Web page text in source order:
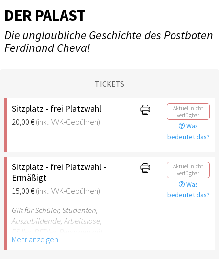
DER PALAST
Die unglaubliche Geschichte des Postboten
Ferdinand Cheval
TICKETS
Sitzplatz - frei Platzwahl
20,00 €(inkl. VVK-Gebühren)
Aktuell nicht
verfügbar
Was
bedeutet das?
Sitzplatz - frei Platzwahl -
Ermäßigt
15,00 €(inkl. VVK-Gebühren)
Aktuell nicht
verfügbar
Was
bedeutet das?
Gilt für Schüler, Studenten,
Auszubildende, Arbeitslose,
Behinderungen
Mehr anzeigen